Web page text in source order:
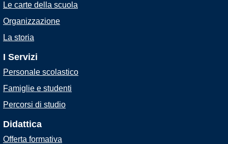
Le carte della scuola
Organizzazione
La storia
I Servizi
Personale scolastico
Famiglie e studenti
Percorsi di studio
Didattica
Offerta formativa